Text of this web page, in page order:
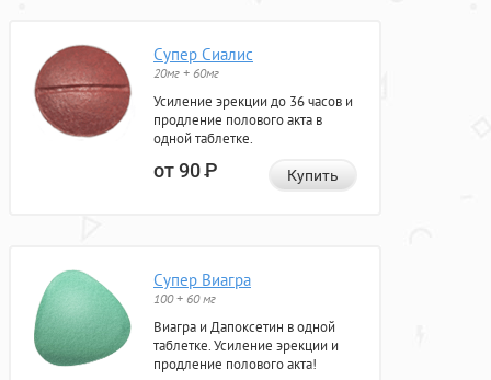
Супер Сиалис
20мг + 60мг
Усиление эрекции до 36 часов и
продление полового акта в
одной таблетке.
от 90Р Купить
Супер Виагра
100 + 60 мг
Виагра и Дапоксетин в одной
таблетке. Усиление эрекции и
продление полового акта!